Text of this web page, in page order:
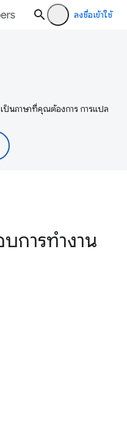
ลงชื่อเข้าใช้
ป็นภาษาที่คุณต้องการ การแปล
การทำงาน